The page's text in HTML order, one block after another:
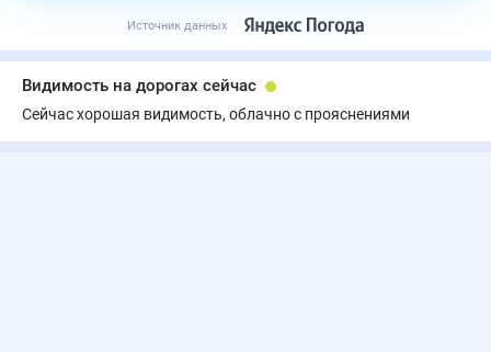
Источник данных
Видимость на дорогах сейчас
Сейчас хорошая видимость, облачно с прояснениями